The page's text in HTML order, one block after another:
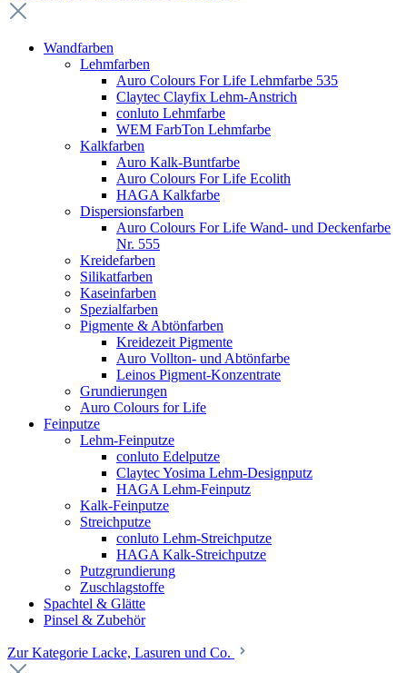
Wandfarben
Lehmfarben
Auro Colours For Life Lehmfarbe 535
Claytec Clayfix Lehm-Anstrich
conluto Lehmfarbe
WEM FarbTon Lehmfarbe
Kalkfarben
Auro Kalk-Buntfarbe
Auro Colours For Life Ecolith
HAGA Kalkfarbe
Dispersionsfarben
Auro Colours For Life Wand- und Deckenfarbe
Nr. 555
Kreidefarben
Silikatfarben
Kaseinfarben
Spezialfarben
Pigmente & Abtönfarben
Kreidezeit Pigmente
Auro Vollton- und Abtönfarbe
Leinos Pigment-Konzentrate
Grundierungen
Auro Colours for Life
Feinputze
Lehm-Feinputze
conluto Edelputze
Claytec Yosima Lehm-Designputz
HAGA Lehm-Feinputz
Kalk-Feinputze
Streichputze
conluto Lehm-Streichputze
HAGA Kalk-Streichputze
Putzgrundierung
Zuschlagstoffe
Spachtel & Glätte
Pinsel & Zubehör
Zur Kategorie Lacke, Lasuren und Co.